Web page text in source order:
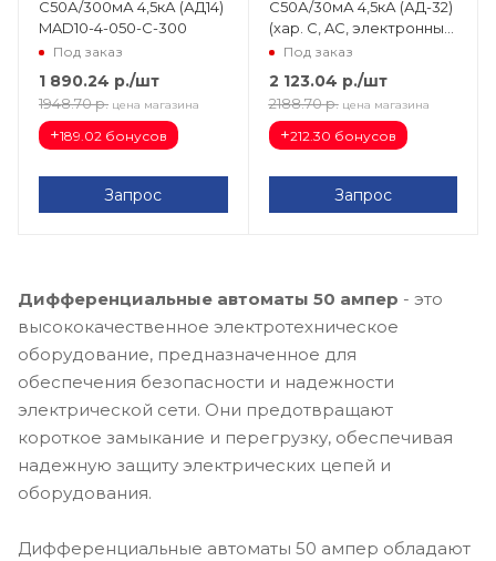
С50А/300мА 4,5кА (АД14)
MAD10-4-050-C-300
Под заказ
1 890.24 р./шт
1948.70 р. цена магазина
+189.02 бонусов
Запрос
С50А/30мА 4,5кА (АД-32)
(хар. C, AC, электронный,
защита 270В) EKF
PROxima DA32-50-30-4P-
pro
Под заказ
2 123.04 р./шт
2188.70 р. цена магазина
+212.30 бонусов
Запрос
Дифференциальные автоматы 50 ампер - это
высококачественное электротехническое
оборудование, предназначенное для
обеспечения безопасности и надежности
электрической сети. Они предотвращают
короткое замыкание и перегрузку, обеспечивая
надежную защиту электрических цепей и
оборудования.
Дифференциальные автоматы 50 ампер обладают